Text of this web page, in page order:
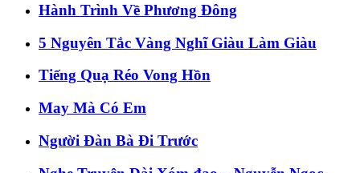
Hành Trình Về Phương Đông
5 Nguyên Tắc Vàng Nghĩ Giàu Làm Giàu
Tiếng Quạ Réo Vong Hồn
May Mà Có Em
Người Đàn Bà Đi Trước